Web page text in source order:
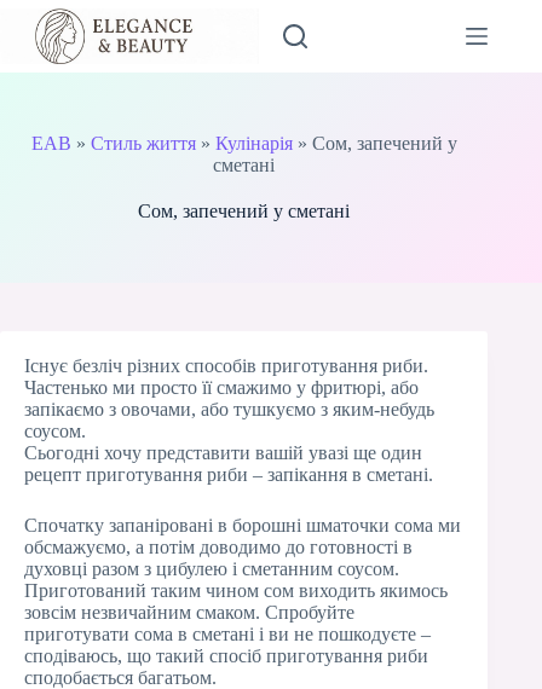
Перейти
вмісту
EAB » Стиль життя» Кулінарія» Сом, запечений у
сметані
Сом, запечений у сметані
Існує безліч різних способів приготування риби.
Частенько ми просто її смажимо у фритюрі, або
запікаємо з овочами, або тушкуємо з яким-небудь
соусом.
Сьогодні хочу представити вашій увазі ще один
рецепт приготування риби – запікання в сметані.
Спочатку запаніровані в борошні шматочки сома ми
обсмажуємо, а потім доводимо до готовності в
духовці разом з цибулею і сметанним соусом.
Приготований таким чином сом виходить якимось
зовсім незвичайним смаком. Спробуйте
приготувати сома в сметані і ви не пошкодуєте –
сподіваюсь, що такий спосіб приготування риби
сподобається багатьом.